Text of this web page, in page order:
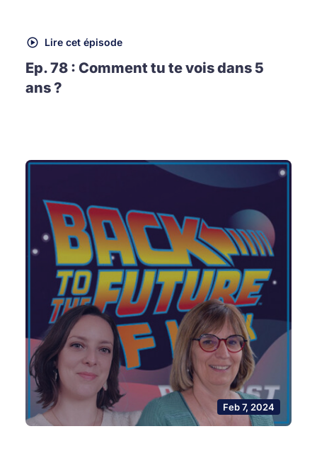
Lire cet épisode
Ep. 78 : Comment tu te vois dans 5
ans ?
Feb 7, 2024